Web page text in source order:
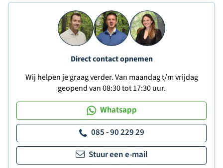
Direct contact opnemen
Wij helpen je graag verder. Van maandag t/m vrijdag
geopend van 08:30 tot 17:30 uur.
Whatsapp
085 - 90 229 29
Stuur een e-mail